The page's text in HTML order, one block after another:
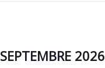
SEPTEMBRE 2026